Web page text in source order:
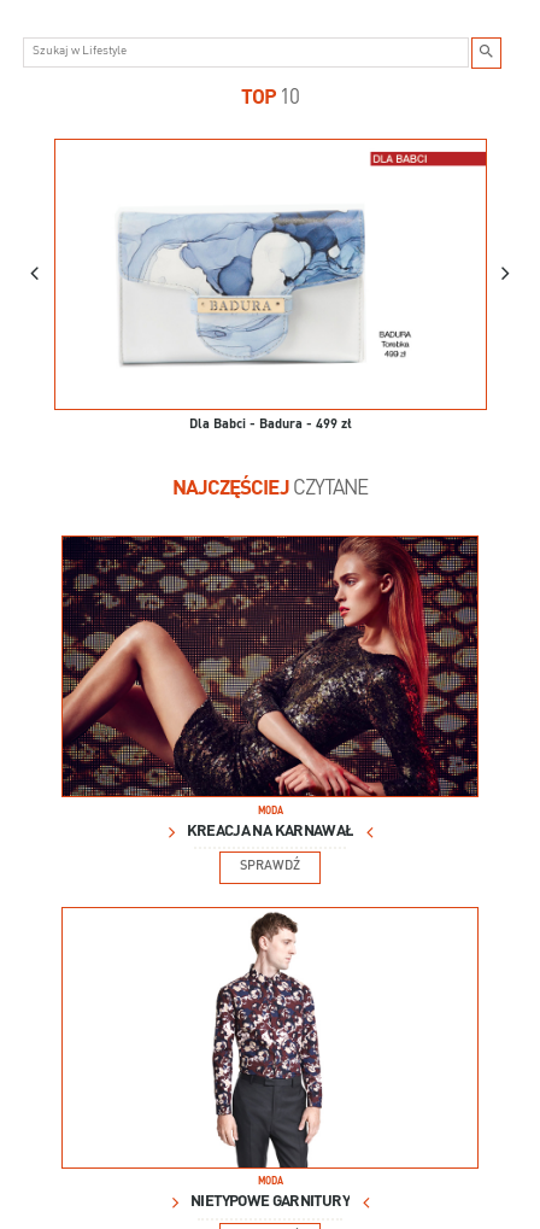
TOP 10
Dla Babci - Badura - 499 zł
NAJCZĘŚCIEJCZYTANE
MODA
KREACJA NA KARNAWAŁ
SPRAWDŹ
MODA
NIETYPOWE GARNITURY